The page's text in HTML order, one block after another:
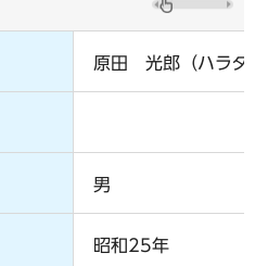
原田 光郎（ハラ
男
昭和25年